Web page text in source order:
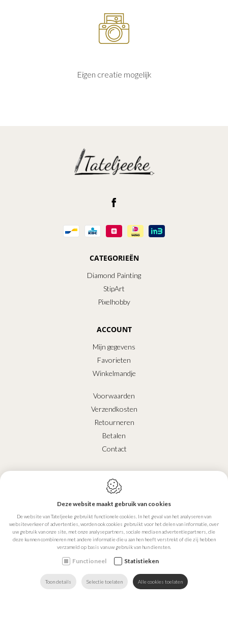
Eigen creatie mogelijk
CATEGORIEËN
Diamond Painting
StipArt
Pixelhobby
ACCOUNT
Mijn gegevens
Favorieten
Winkelmandje
Voorwaarden
Verzendkosten
Retourneren
Betalen
Contact
CONTACT
Tateljeeke
Reststraat 45
2870 Puurs Sint-Amands
België
BE0802.294.324
0472.47.95.03
info@tateljeeke.be
Deze website maakt gebruik van cookies
De website van Tateljeeke gebruikt functionele cookies. In het geval van het analyseren van
websiteverkeer of advertenties, worden ook cookies gebruikt voor het delen van informatie, over
uw gebruik van onze site, met onze analysepartners, sociale media en advertentiepartners, die
deze kunnen combineren met andere informatie die u aan hen heeft verstrekt of die zij hebben
verzameld op basis van uw gebruik van hun diensten.
Functioneel Statistieken
Toon details Selectie toelaten Alle cookies toelaten
MAIL ONS HOME VIND ONS